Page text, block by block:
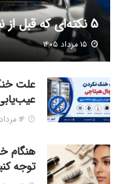
5 نکته‌ای که قبل از نصب شیشه جلو خودرو باید بدانید
علت
هنگام
توجه